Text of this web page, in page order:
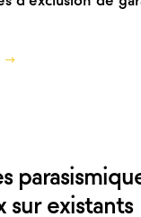
sur existants